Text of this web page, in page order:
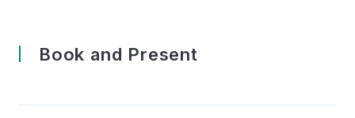
Book and Present